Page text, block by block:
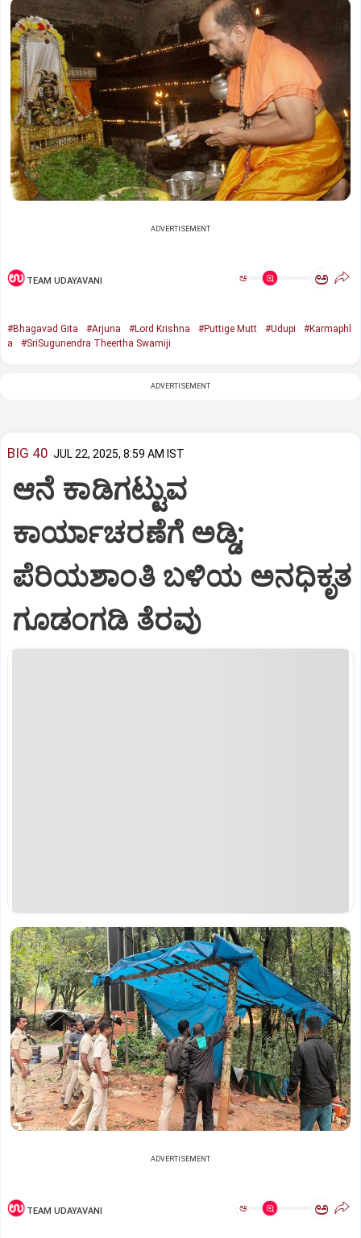
ADVERTISEMENT
TEAM UDAYAVANI ಅ ಅ
#Bhagavad Gita #Arjuna #Lord Krishna #Puttige Mutt #Udupi
#Karmaphl
a
#SriSugunendra Theertha Swamiji
ADVERTISEMENT
BIG 40 JUL 22, 2025, 8:59 AM IST
ಆನೆ ಕಾಡಿಗಟ್ಟುವ
ಕಾರ್ಯಾಚರಣೆಗೆ ಅಡ್ಡಿ;
ಪೆರಿಯಶಾಂತಿ ಬಳಿಯ ಅನಧಿಕೃತ
ಗೂಡಂಗಡಿ ತೆರವು
ADVERTISEMENT
TEAM UDAYAVANI ಅ ಅ